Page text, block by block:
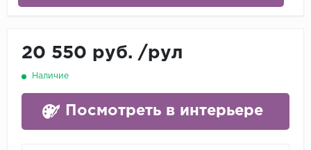
20 550 руб. /рул
Наличие
Посмотреть в интерьере